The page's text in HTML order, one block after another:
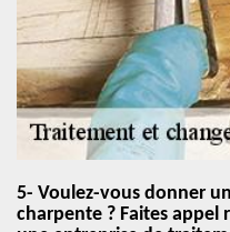
5- Voulez-vous donner
charpente ? Faites appel